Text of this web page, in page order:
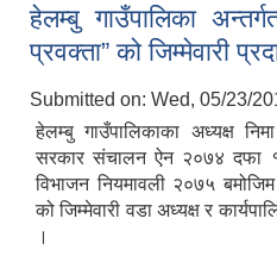
हेलम्बु गाउँपालिका
प्रवक्ता” को जिम्मेवारी
Submitted on: Wed, 05/23/
हेलम्बु गाउँपालिकाका अध्यक्ष
सरकार संचालन ऐन २०७४ दफा
विभाजन नियमावली २०७५
को जिम्मेवारी वडा अध्यक्ष र
।